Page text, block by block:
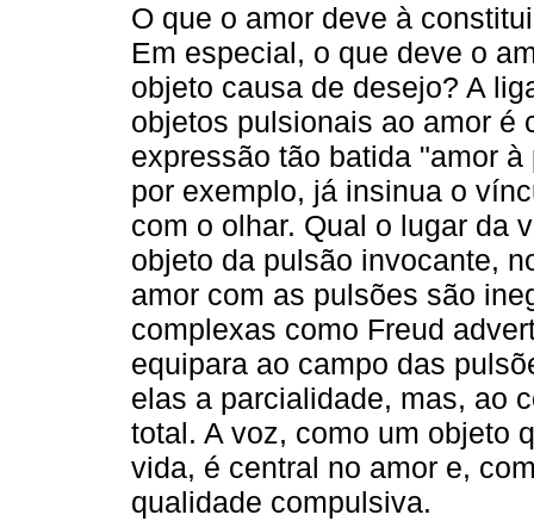
O que o amor deve à
Em especial, o que deve o
objeto causa de desejo? A
objetos pulsionais ao amor é
expressão tão batida "amor
por exemplo, já insinua o
com o olhar. Qual o lugar da
objeto da pulsão invocante,
amor com as pulsões são
complexas como Freud
equipara ao campo das
elas a parcialidade, mas, ao
total. A voz, como um objeto
vida, é central no amor e,
qualidade compulsiva.